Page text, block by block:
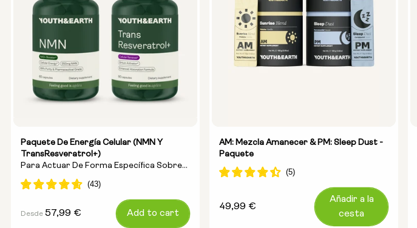
Paquete De Energía Celular (NMN Y
TransResveratrol+)
Para Actuar De Forma Específica Sobre
La Energía, La Reparación Del ADN Y El
Antienvejecimiento
Precio
Desde 57,99 € Add to cart
AM: Mezcla Amanecer & PM: Sleep Dust -
Paquete
Precio
49,99 €
Añadir a la
cesta